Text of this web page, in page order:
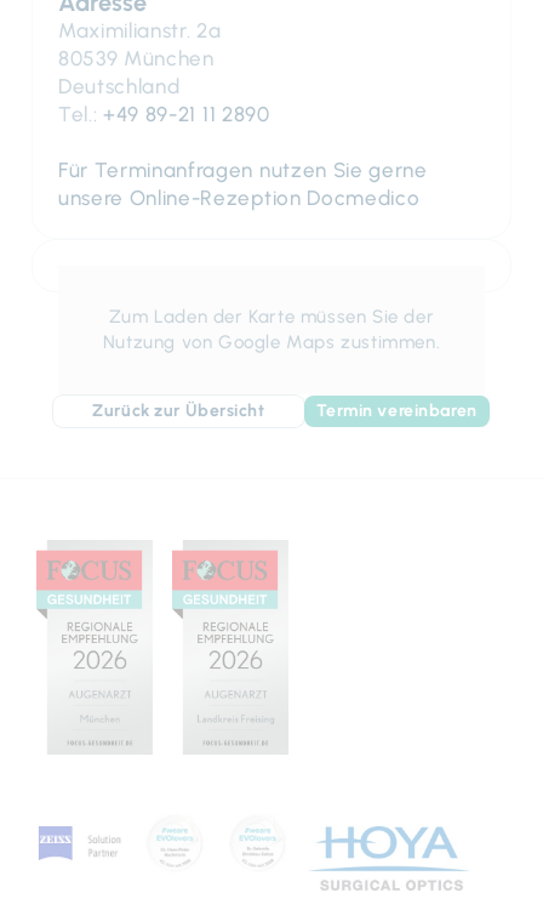
Maximilianstr. 2a
80539 München
Deutschland
Tel.: +49 89-21 11 2890
Für Terminanfragen nutzen Sie gerne
unsere Online-Rezeption Docmedico
Zum Laden der Karte müssen Sie der
Nutzung von Google Maps zustimmen.
Zurück zur Übersicht Termin vereinbaren